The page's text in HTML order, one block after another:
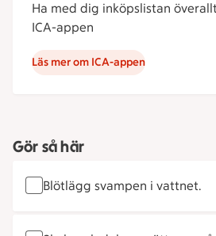
Ha med dig inköpslistan
ICA-appen
Läs mer om ICA-appen
Gör så här
Blötlägg svampen i vattnet.